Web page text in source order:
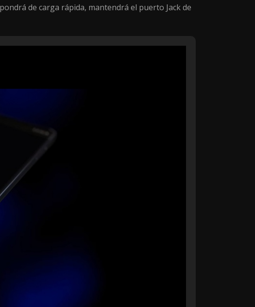
de carga rápida, mantendrá el puerto Jack de